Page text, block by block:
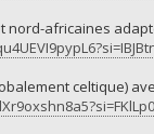
nord-africaines
celtique)